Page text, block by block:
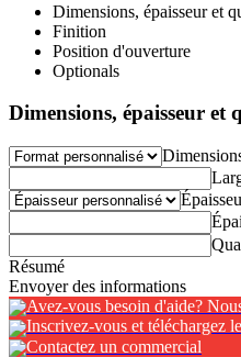
Dimensions, épaisseur et
Finition
Position d'ouverture
Optionals
Dimensions, épaisseur et
Résumé
Envoyer des informations
Avez-vous besoin d'aide?
Inscrivez-vous et téléchargez
Contactez un commercial